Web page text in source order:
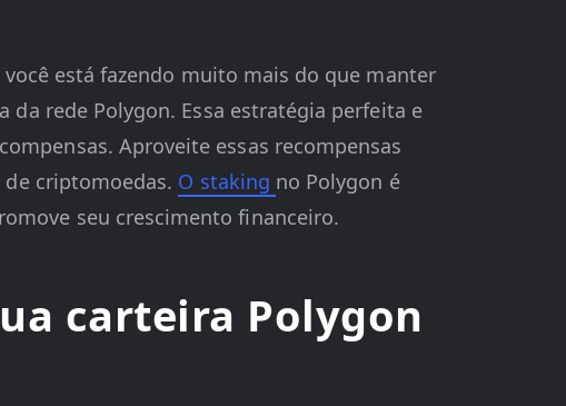
está fazendo muito mais do que manter
rede Polygon. Essa estratégia perfeita e
Aproveite essas recompensas
criptomoedas. O staking no Polygon é
seu crescimento financeiro.
carteira Polygon